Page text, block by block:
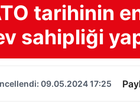
tarihinin
sahipliği
09.05.2024 17:25